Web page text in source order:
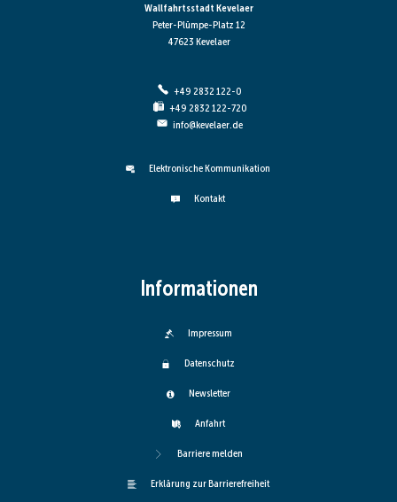
Wallfahrtsstadt Kevelaer
Peter-Plümpe-Platz 12
47623 Kevelaer
+49 2832 122-0
+49 2832 122-720
info@kevelaer.de
Elektronische Kommunikation
Kontakt
Informationen
Impressum
Datenschutz
Newsletter
Anfahrt
Barriere melden
Erklärung zur Barrierefreiheit